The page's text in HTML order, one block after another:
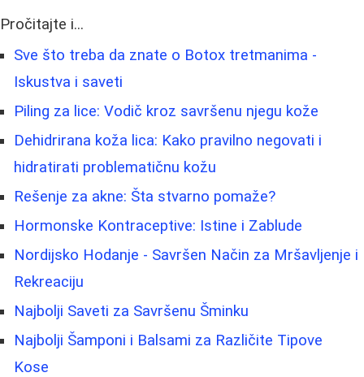
Pročitajte i...
Sve što treba da znate o Botox tretmanima -
Iskustva i saveti
Piling za lice: Vodič kroz savršenu njegu kože
Dehidrirana koža lica: Kako pravilno negovati i
hidratirati problematičnu kožu
Rešenje za akne: Šta stvarno pomaže?
Hormonske Kontraceptive: Istine i Zablude
Nordijsko Hodanje - Savršen Način za Mršavljenje i
Rekreaciju
Najbolji Saveti za Savršenu Šminku
Najbolji Šamponi i Balsami za Različite Tipove
Kose